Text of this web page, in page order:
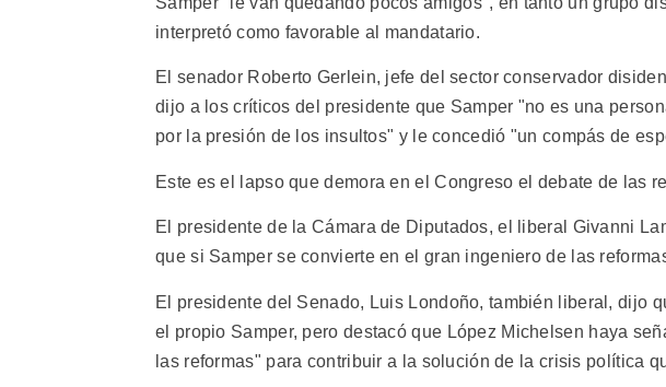
interpretó como favorable al mandatario.
El senador Roberto Gerlein, jefe del sector conservador
dijo a los críticos del presidente que Samper "no es una
por la presión de los insultos" y le concedió "un compás de
Este es el lapso que demora en el Congreso el debate de las
El presidente de la Cámara de Diputados, el liberal Givanni
que si Samper se convierte en el gran ingeniero de las
El presidente del Senado, Luis Londoño, también liberal, dijo
el propio Samper, pero destacó que López Michelsen haya
las reformas" para contribuir a la solución de la crisis política